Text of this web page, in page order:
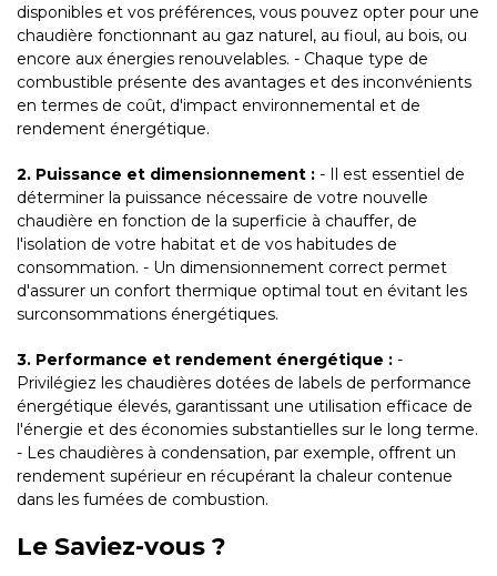
disponibles et vos préférences, vous pouvez opter pour une
chaudière fonctionnant au gaz naturel, au fioul, au bois, ou
encore aux énergies renouvelables. - Chaque type de
combustible présente des avantages et des inconvénients
en termes de coût, d'impact environnemental et de
rendement énergétique.
2. Puissance et dimensionnement : - Il est essentiel de
déterminer la puissance nécessaire de votre nouvelle
chaudière en fonction de la superficie à chauffer, de
l'isolation de votre habitat et de vos habitudes de
consommation. - Un dimensionnement correct permet
d'assurer un confort thermique optimal tout en évitant les
surconsommations énergétiques.
3. Performance et rendement énergétique : -
Privilégiez les chaudières dotées de labels de performance
énergétique élevés, garantissant une utilisation efficace de
l'énergie et des économies substantielles sur le long terme.
- Les chaudières à condensation, par exemple, offrent un
rendement supérieur en récupérant la chaleur contenue
dans les fumées de combustion.
Le Saviez-vous ?